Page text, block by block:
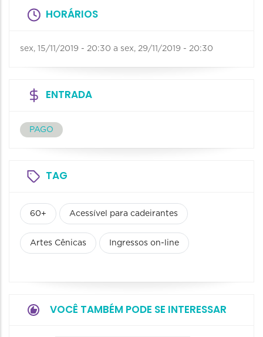
HORÁRIOS
sex, 15/11/2019 - 20:30 a sex, 29/11/2019 - 20:30
ENTRADA
PAGO
TAG
60+ Acessível para cadeirantes
Artes Cênicas Ingressos on-line
VOCÊ TAMBÉM PODE SE INTERESSAR